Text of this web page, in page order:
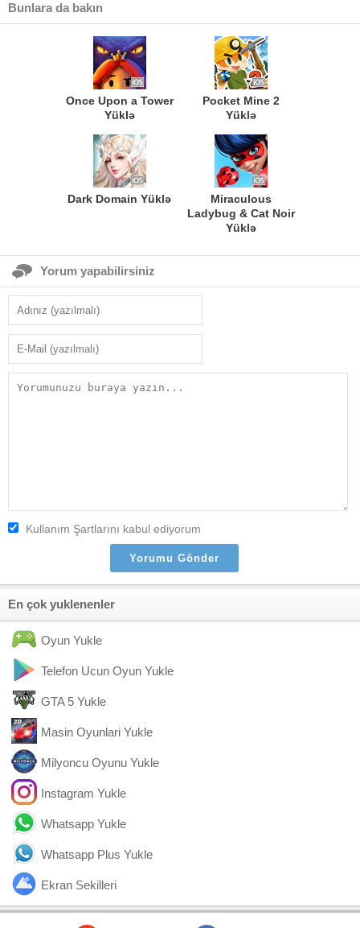
Bunlara da bakın
Once Upon a Tower
Yüklə
Pocket Mine 2
Yüklə
Dark Domain Yüklə
Miraculous
Ladybug & Cat Noir
Yüklə
Yorum yapabilirsiniz
Kullanım Şartlarını kabul ediyorum
En çok yuklenenler
Oyun Yukle
Telefon Ucun Oyun Yukle
GTA 5 Yukle
Masin Oyunlari Yukle
Milyoncu Oyunu Yukle
Instagram Yukle
Whatsapp Yukle
Whatsapp Plus Yukle
Ekran Sekilleri